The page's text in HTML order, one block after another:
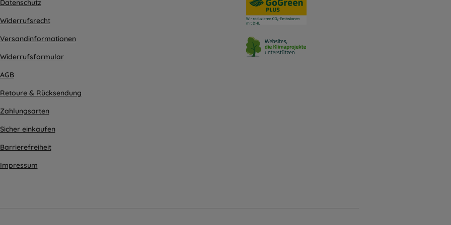
Datenschutz
Widerrufsrecht
Versandinformationen
Widerrufsformular
AGB
Retoure & Rücksendung
Zahlungsarten
Sicher einkaufen
Barrierefreiheit
Impressum